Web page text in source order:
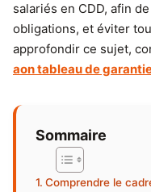
salariés en CDD, afin
obligations, et éviter
approfondir ce sujet,
aon tableau de
Sommaire
Comprendre le